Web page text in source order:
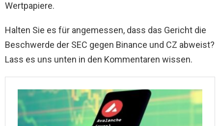
Wertpapiere.
Halten Sie es für angemessen, dass das Gericht die
Beschwerde der SEC gegen Binance und CZ abweist?
Lass es uns unten in den Kommentaren wissen.